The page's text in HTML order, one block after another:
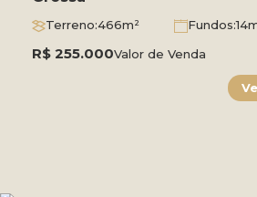
R$ 255.000Valor de Venda
Terreno:466m² Fundos: